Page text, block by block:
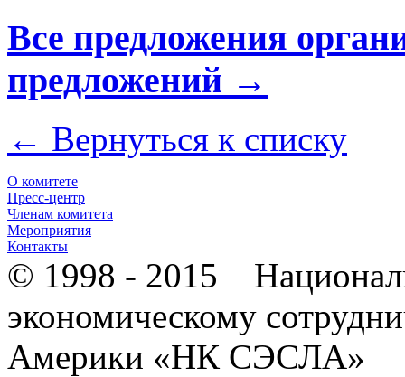
Все предложения
предложений →
← Вернуться к списку
О комитете
Пресс-центр
Членам комитета
Мероприятия
Контакты
© 1998 - 2015
экономическому
Америки «НК СЭСЛА»